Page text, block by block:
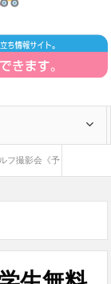
影会《予約制》